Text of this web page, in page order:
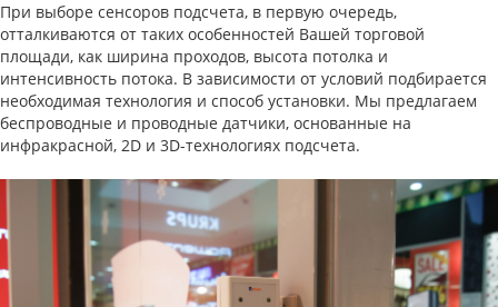
При выборе сенсоров подсчета, в первую очередь,
отталкиваются от таких особенностей Вашей торговой
площади, как ширина проходов, высота потолка и
интенсивность потока. В зависимости от условий подбирается
необходимая технология и способ установки. Мы предлагаем
беспроводные и проводные датчики, основанные на
инфракрасной, 2D и 3D-технологиях подсчета.